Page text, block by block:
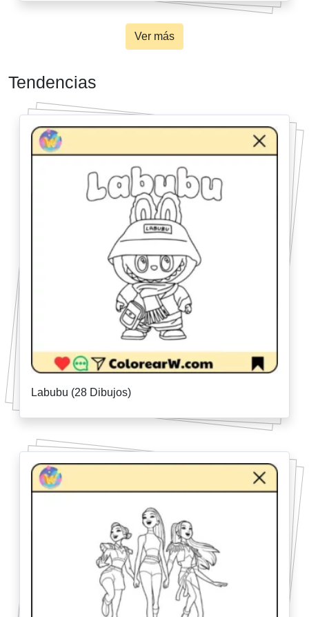
Ver más
Tendencias
Labubu (28 Dibujos)